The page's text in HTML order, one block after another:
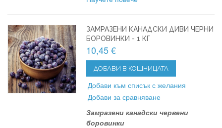
ЗАМРАЗЕНИ КАНАДСКИ ДИВИ ЧЕРНИ
БОРОВИНКИ - 1 КГ
10,45 €
ДОБАВИ В КОШНИЦАТА
Добави към списък с желания
Добави за сравняване
Замразени канадски червени
боровинки